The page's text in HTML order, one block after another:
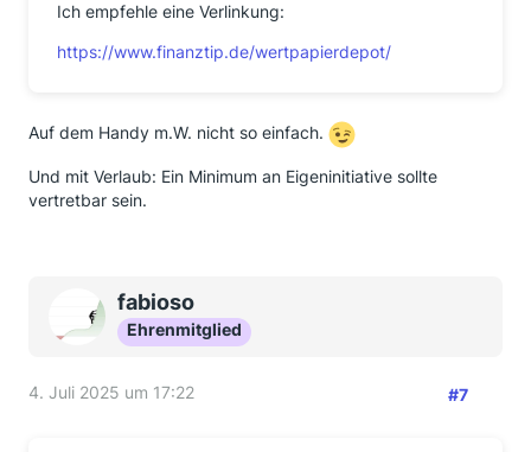
Ich empfehle eine Verlinkung:
https://www.finanztip.de/wertpapierdepot/
Auf dem Handy m.W. nicht so einfach.
Und mit Verlaub: Ein Minimum an Eigeninitiative sollte
vertretbar sein.
fabioso
Ehrenmitglied
4. Juli 2025 um 17:22 #7